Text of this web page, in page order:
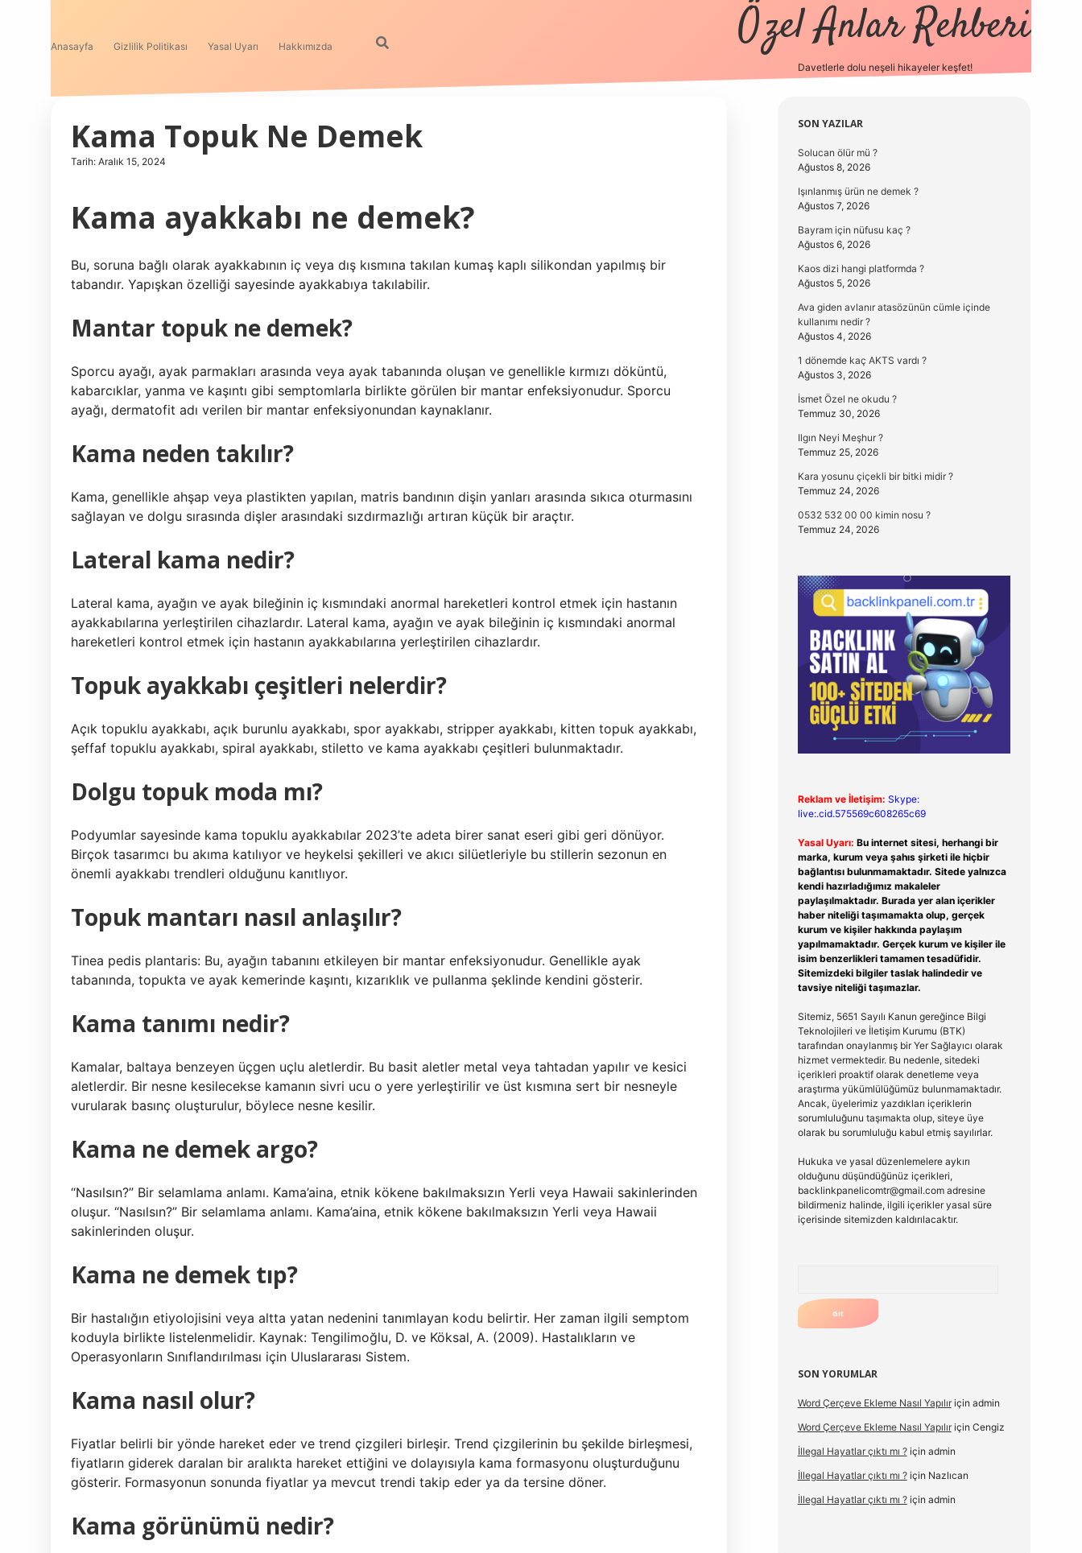
Anasayfa Gizlilik Politikası Yasal Uyarı Hakkımızda Özel Anlar Rehberi
Davetlerle dolu neşeli hikayeler keşfet!
Kama Topuk Ne Demek
Tarih: Aralık 15, 2024
Kama ayakkabı ne demek?
Bu, soruna bağlı olarak ayakkabının iç veya dış kısmına takılan kumaş kaplı silikondan yapılmış bir
tabandır. Yapışkan özelliği sayesinde ayakkabıya takılabilir.
Mantar topuk ne demek?
Sporcu ayağı, ayak parmakları arasında veya ayak tabanında oluşan ve genellikle kırmızı döküntü,
kabarcıklar, yanma ve kaşıntı gibi semptomlarla birlikte görülen bir mantar enfeksiyonudur. Sporcu
ayağı, dermatofit adı verilen bir mantar enfeksiyonundan kaynaklanır.
Kama neden takılır?
Kama, genellikle ahşap veya plastikten yapılan, matris bandının dişin yanları arasında sıkıca oturmasını
sağlayan ve dolgu sırasında dişler arasındaki sızdırmazlığı artıran küçük bir araçtır.
Lateral kama nedir?
Lateral kama, ayağın ve ayak bileğinin iç kısmındaki anormal hareketleri kontrol etmek için hastanın
ayakkabılarına yerleştirilen cihazlardır. Lateral kama, ayağın ve ayak bileğinin iç kısmındaki anormal
hareketleri kontrol etmek için hastanın ayakkabılarına yerleştirilen cihazlardır.
Topuk ayakkabı çeşitleri nelerdir?
Açık topuklu ayakkabı, açık burunlu ayakkabı, spor ayakkabı, stripper ayakkabı, kitten topuk ayakkabı,
şeffaf topuklu ayakkabı, spiral ayakkabı, stiletto ve kama ayakkabı çeşitleri bulunmaktadır.
Dolgu topuk moda mı?
Podyumlar sayesinde kama topuklu ayakkabılar 2023’te adeta birer sanat eseri gibi geri dönüyor.
Birçok tasarımcı bu akıma katılıyor ve heykelsi şekilleri ve akıcı silüetleriyle bu stillerin sezonun en
önemli ayakkabı trendleri olduğunu kanıtlıyor.
Topuk mantarı nasıl anlaşılır?
Tinea pedis plantaris: Bu, ayağın tabanını etkileyen bir mantar enfeksiyonudur. Genellikle ayak
tabanında, topukta ve ayak kemerinde kaşıntı, kızarıklık ve pullanma şeklinde kendini gösterir.
Kama tanımı nedir?
Kamalar, baltaya benzeyen üçgen uçlu aletlerdir. Bu basit aletler metal veya tahtadan yapılır ve kesici
aletlerdir. Bir nesne kesilecekse kamanın sivri ucu o yere yerleştirilir ve üst kısmına sert bir nesneyle
vurularak basınç oluşturulur, böylece nesne kesilir.
Kama ne demek argo?
“Nasılsın?” Bir selamlama anlamı. Kama’aina, etnik kökene bakılmaksızın Yerli veya Hawaii sakinlerinden
oluşur. “Nasılsın?” Bir selamlama anlamı. Kama’aina, etnik kökene bakılmaksızın Yerli veya Hawaii
sakinlerinden oluşur.
Kama ne demek tıp?
Bir hastalığın etiyolojisini veya altta yatan nedenini tanımlayan kodu belirtir. Her zaman ilgili semptom
koduyla birlikte listelenmelidir. Kaynak: Tengilimoğlu, D. ve Köksal, A. (2009). Hastalıkların ve
Operasyonların Sınıflandırılması için Uluslararası Sistem.
Kama nasıl olur?
Fiyatlar belirli bir yönde hareket eder ve trend çizgileri birleşir. Trend çizgilerinin bu şekilde birleşmesi,
fiyatların giderek daralan bir aralıkta hareket ettiğini ve dolayısıyla kama formasyonu oluşturduğunu
gösterir. Formasyonun sonunda fiyatlar ya mevcut trendi takip eder ya da tersine döner.
Kama görünümü nedir?
Sidebar
SON YAZILAR
Solucan ölür mü ?
Ağustos 8, 2026
Işınlanmış ürün ne demek ?
Ağustos 7, 2026
Bayram için nüfusu kaç ?
Ağustos 6, 2026
Kaos dizi hangi platformda ?
Ağustos 5, 2026
Ava giden avlanır atasözünün cümle içinde
kullanımı nedir ?
Ağustos 4, 2026
1 dönemde kaç AKTS vardı ?
Ağustos 3, 2026
İsmet Özel ne okudu ?
Temmuz 30, 2026
Ilgın Neyi Meşhur ?
Temmuz 25, 2026
Kara yosunu çiçekli bir bitki midir ?
Temmuz 24, 2026
0532 532 00 00 kimin nosu ?
Temmuz 24, 2026
Reklam ve İletişim: Skype:
live:.cid.575569c608265c69
Yasal Uyarı: Bu internet sitesi, herhangi bir
marka, kurum veya şahıs şirketi ile hiçbir
bağlantısı bulunmamaktadır. Sitede yalnızca
kendi hazırladığımız makaleler
paylaşılmaktadır. Burada yer alan içerikler
haber niteliği taşımamakta olup, gerçek
kurum ve kişiler hakkında paylaşım
yapılmamaktadır. Gerçek kurum ve kişiler ile
isim benzerlikleri tamamen tesadüfidir.
Sitemizdeki bilgiler taslak halindedir ve
tavsiye niteliği taşımazlar.
Sitemiz, 5651 Sayılı Kanun gereğince Bilgi
Teknolojileri ve İletişim Kurumu (BTK)
tarafından onaylanmış bir Yer Sağlayıcı olarak
hizmet vermektedir. Bu nedenle, sitedeki
içerikleri proaktif olarak denetleme veya
araştırma yükümlülüğümüz bulunmamaktadır.
Ancak, üyelerimiz yazdıkları içeriklerin
sorumluluğunu taşımakta olup, siteye üye
olarak bu sorumluluğu kabul etmiş sayılırlar.
Hukuka ve yasal düzenlemelere aykırı
olduğunu düşündüğünüz içerikleri,
backlinkpanelicomtr@gmail.comadresine
bildirmeniz halinde, ilgili içerikler yasal süre
içerisinde sitemizden kaldırılacaktır.
SON YORUMLAR
Word Çerçeve Ekleme Nasıl Yapılıriçin admin
Word Çerçeve Ekleme Nasıl Yapılıriçin Cengiz
İllegal Hayatlar çıktı mı ?için admin
İllegal Hayatlar çıktı mı ?için Nazlıcan
İllegal Hayatlar çıktı mı ?için admin